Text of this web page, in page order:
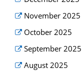
November 2025
October 2025
September 2025
August 2025